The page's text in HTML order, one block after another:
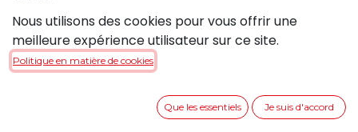
Politique de confidentialité
Politique de cookies
Conditions générales de vente
Nous utilisons des cookies pour vous offrir une
meilleure expérience utilisateur sur ce site.
Politique en matière de cookies
Que les essentiels Je suis d'accord